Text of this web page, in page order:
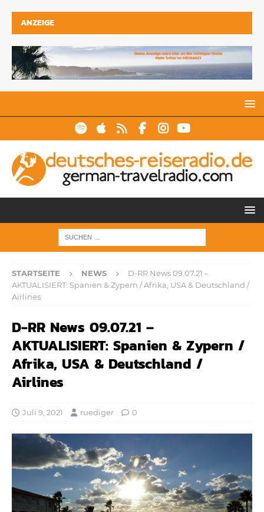
ANZEIGE
STARTSEITE NEWS
D-RR News 09.07.21 –
AKTUALISIERT: Spanien & Zypern / Afrika, USA & Deutschland /
Airlines
D-RR News 09.07.21 –
AKTUALISIERT: Spanien & Zypern /
Afrika, USA & Deutschland /
Airlines
Juli 9, 2021 ruediger 0